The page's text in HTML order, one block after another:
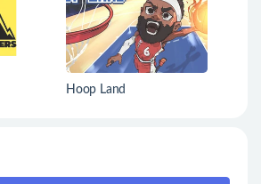
Hoop Land